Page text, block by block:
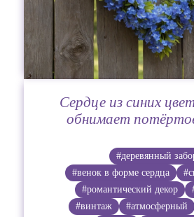
Сердце из синих
обнимает
#деревянный
#венок в форме сердца
#романтический декор
#винтаж
#атмосферный